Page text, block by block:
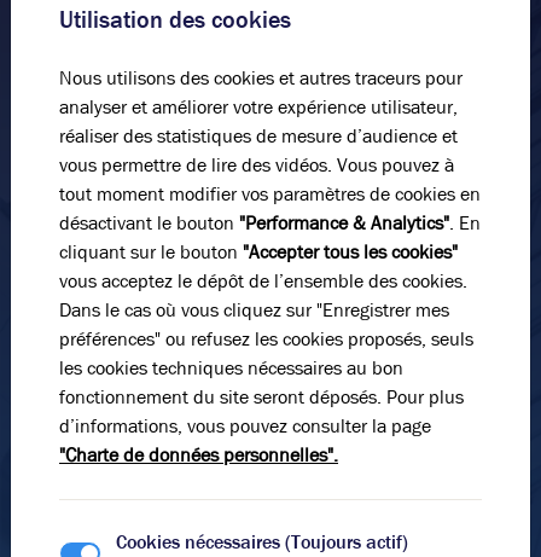
122€ m²/an HT HC
Vous n’avez pas trouvé l’offre qu’il vous faut ?
Soyez alerté quand de nouvelles annonces sont
disponibles pour votre recherche !
Créer une alerte
Découvrir les offres hors catalogue
livrant notre expertise et la qualité de notre service
Nom*
Prénom*
E-mail*
N° de téléphone*
Utilisation des cookies
Nous utilisons des cookies et autres traceurs pour
analyser et améliorer votre expérience utilisateur,
réaliser des statistiques de mesure d’audience et
vous permettre de lire des vidéos. Vous pouvez à
tout moment modifier vos paramètres de cookies en
désactivant le bouton "Performance & Analytics". En
cliquant sur le bouton "Accepter tous les cookies"
vous acceptez le dépôt de l’ensemble des cookies.
Dans le cas où vous cliquez sur "Enregistrer mes
préférences" ou refusez les cookies proposés, seuls
les cookies techniques nécessaires au bon
fonctionnement du site seront déposés. Pour plus
d’informations, vous pouvez consulter la page
"Charte de données personnelles".
Cookies nécessaires (Toujours actif)